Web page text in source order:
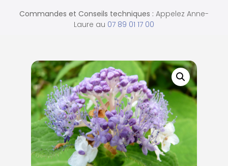
Commandes et Conseils techniques : Appelez Anne-
Laure au 07 89 01 17 00